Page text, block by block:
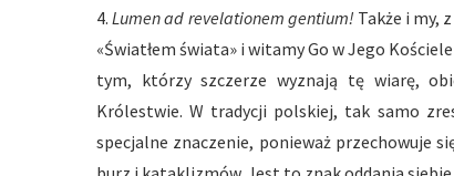
4.Lumen ad revelationem gentium! Także i my,
«Światłem świata» i witamy Go w Jego
tym, którzy szczerze wyznają tę wiarę,
Królestwie. W tradycji polskiej, tak samo
specjalne znaczenie, ponieważ przechowuje